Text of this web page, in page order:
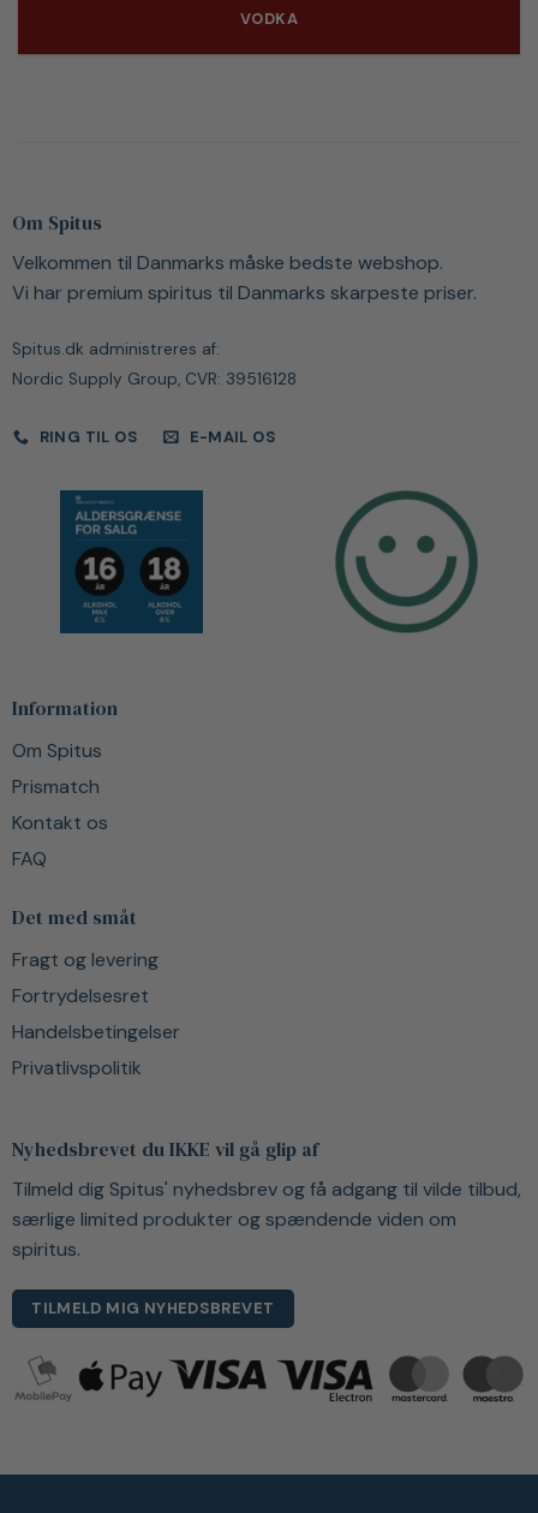
VODKA
Om Spitus
Velkommen til Danmarks måske bedste webshop.
Vi har premium spiritus til Danmarks skarpeste priser.
Spitus.dk administreres af:
Nordic Supply Group, CVR: 39516128
RING TIL OS E-MAIL OS
Information
Om Spitus
Prismatch
Kontakt os
FAQ
Det med småt
Fragt og levering
Fortrydelsesret
Handelsbetingelser
Privatlivspolitik
Nyhedsbrevet du IKKE vil gå glip af
Tilmeld dig Spitus' nyhedsbrev og få adgang til vilde tilbud,
særlige limited produkter og spændende viden om
spiritus.
TILMELD MIG NYHEDSBREVET